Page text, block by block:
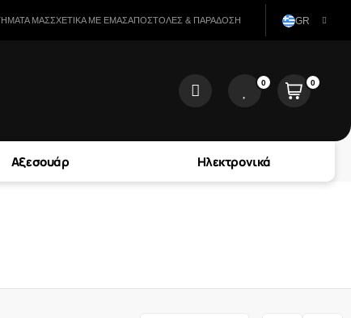
ΜΑΣΣΧΕΤΙΚΆ ΜΕ ΕΜΆΣΑΠΟΣΤΟΛΈΣ & ΠΑΡΆΔΟΣΗ GR
user wishlist
0 0
Αξεσουάρ Ηλεκτρονικά